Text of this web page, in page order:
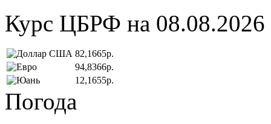
Курс ЦБРФ на 08.08.2026
82,1665р.
94,8366р.
12,1655р.
Погода